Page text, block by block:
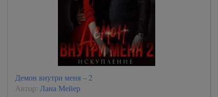
Демон внутри меня – 2
Автор: Лана Мейер